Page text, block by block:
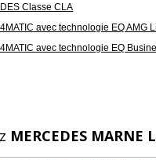
Classe CLA
avec technologie EQ AMG
avec technologie EQ
MERCEDES MARNE